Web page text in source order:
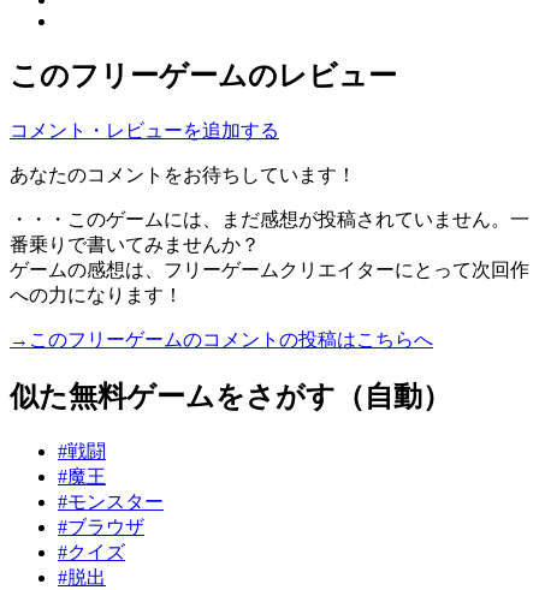
このフリーゲームのレビュー
コメント・レビューを追加する
あなたのコメントをお待ちしています！
・・・このゲームには、まだ感想が投稿されていません。一
番乗りで書いてみませんか？
ゲームの感想は、フリーゲームクリエイターにとって次回作
への力になります！
→このフリーゲームのコメントの投稿はこちらへ
似た無料ゲームをさがす（自動）
#戦闘
#魔王
#モンスター
#ブラウザ
#クイズ
#脱出